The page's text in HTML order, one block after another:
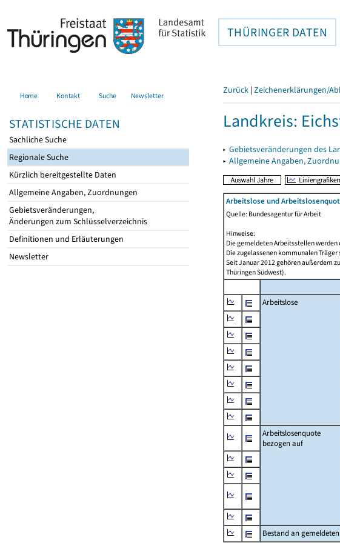
THÜRINGER DATEN
Home Kontakt Suche Newsletter
STATISTISCHE DATEN
Sachliche Suche
Regionale Suche
Kürzlich bereitgestellte Daten
Allgemeine Angaben, Zuordnungen
Gebietsveränderungen,
Änderungen zum Schlüsselverzeichnis
Definitionen und Erläuterungen
Newsletter
Zurück | Zeichenerklärungen/
Landkreis:
▸ Gebietsveränderungen des
▸ Allgemeine Angaben,
Arbeitslose und
Quelle: Bundesagentur für Arbeit
Hinweise:
Die gemeldeten Arbeitsstellen
Die zugelassenen kommunalen
Seit Januar 2012 gehören außerdem
Thüringen Südwest).
Arbeitslose
Arbeitslosenquote
bezogen auf
Bestand an